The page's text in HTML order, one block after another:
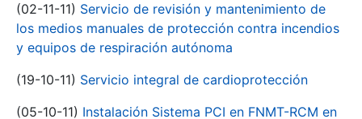
(02-11-11) Servicio de revisión y mantenimiento de
los medios manuales de protección contra incendios
y equipos de respiración autónoma
(19-10-11) Servicio integral de cardioprotección
(05-10-11) Instalación Sistema PCI en FNMT-RCM en